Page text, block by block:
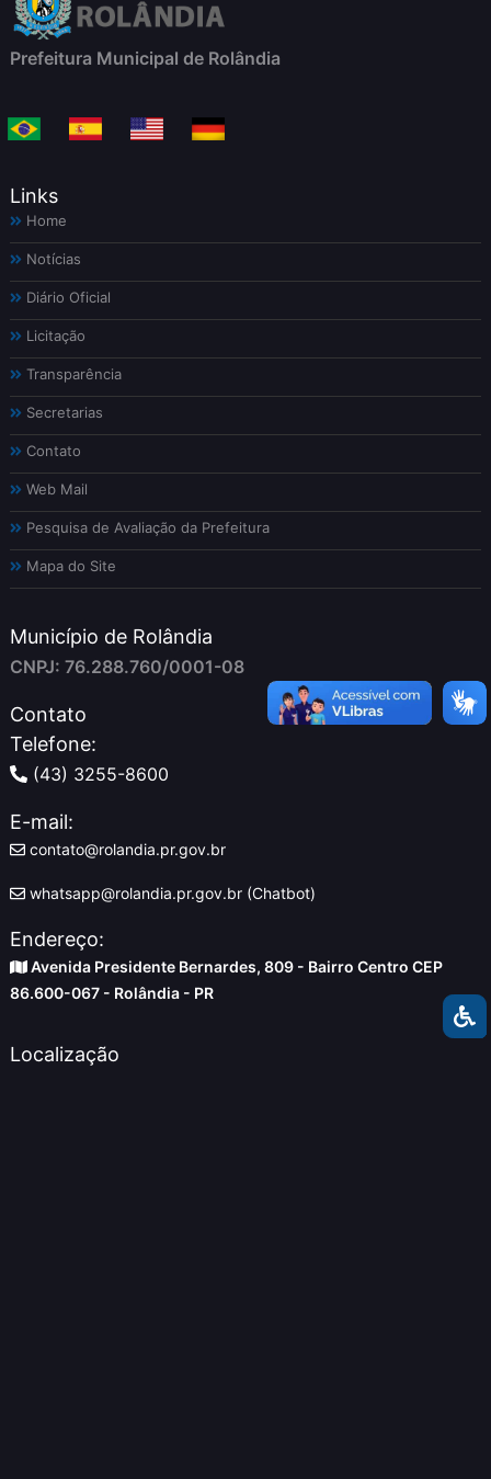
Prefeitura Municipal de Rolândia
Links
Home
Notícias
Diário Oficial
Licitação
Transparência
Secretarias
Contato
Web Mail
Pesquisa de Avaliação da Prefeitura
Mapa do Site
Município de Rolândia
CNPJ: 76.288.760/0001-08
Contato
Telefone:
(43) 3255-8600
E-mail:
contato@rolandia.pr.gov.br
whatsapp@rolandia.pr.gov.br (Chatbot)
Endereço:
Avenida Presidente Bernardes, 809 - Bairro Centro CEP
86.600-067 - Rolândia - PR
Localização